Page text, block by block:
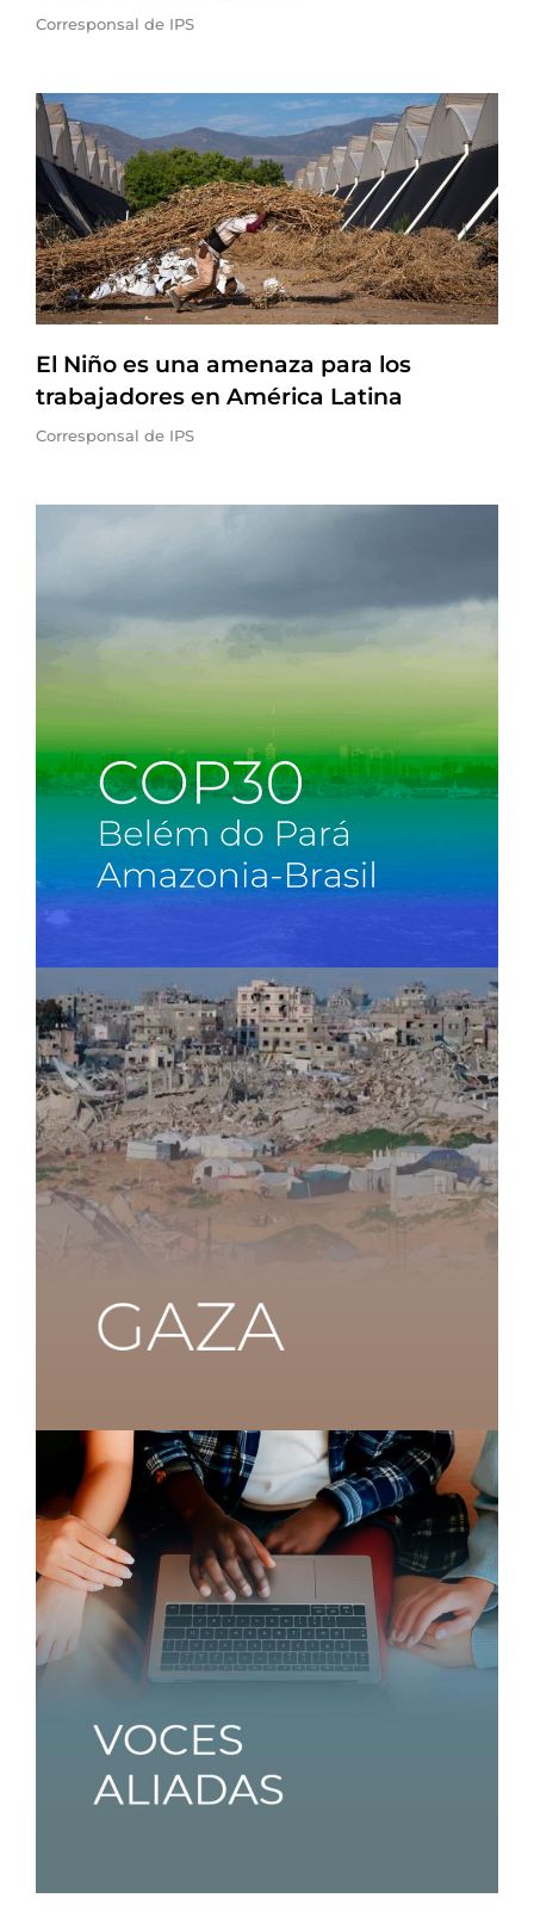
Corresponsal de IPS
El Niño es una amenaza para los
trabajadores en América Latina
Corresponsal de IPS